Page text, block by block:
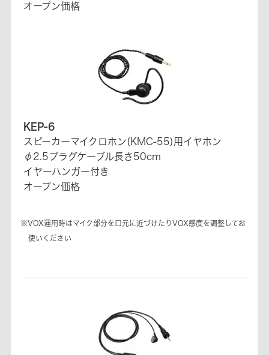
オープン価格
KEP-6
スピーカーマイクロホン(KMC-55)用イヤホン
φ2.5プラグケーブル長さ50cm
イヤーハンガー付き
オープン価格
※VOX運用時はマイク部分を口元に近づけたりVOX感度を調整してお
使いください